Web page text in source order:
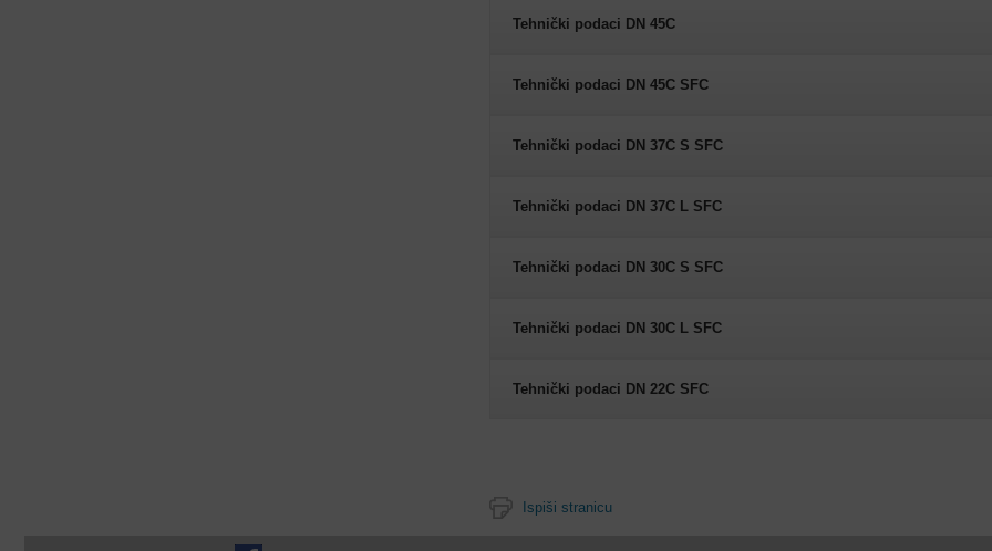
Tehnički podaci DN 45C
Tehnički podaci DN 45C SFC
Tehnički podaci DN 37C S SFC
Tehnički podaci DN 37C L SFC
Tehnički podaci DN 30C S SFC
Tehnički podaci DN 30C L SFC
Tehnički podaci DN 22C SFC
Ispiši stranicu